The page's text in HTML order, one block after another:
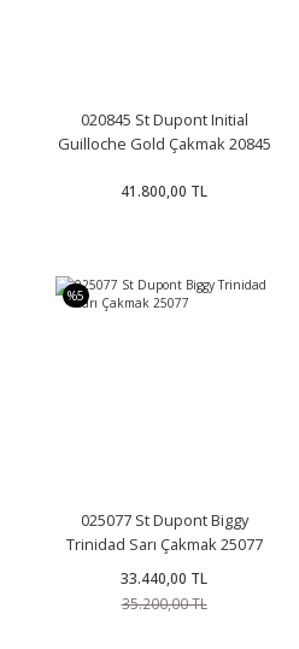
020845 St Dupont Initial
Guilloche Gold Çakmak 20845
41.800,00 TL
%5
025077 St Dupont Biggy
Trinidad Sarı Çakmak 25077
33.440,00 TL
35.200,00 TL